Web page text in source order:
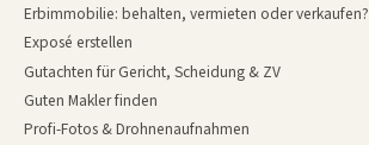
Erbimmobilie: behalten, vermieten oder verkaufen?
Exposé erstellen
Gutachten für Gericht, Scheidung & ZV
Guten Makler finden
Profi-Fotos & Drohnenaufnahmen